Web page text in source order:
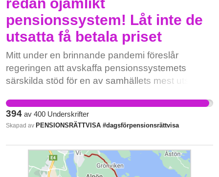
pensionssystem! Låt inte de
utsatta få betala priset
Mitt under en brinnande pandemi föreslår
regeringen att avskaffa pensionssystemets
särskilda stöd för en av samhällets mest utsatta
hemlandstidsregeln? Hemlandstidsregeln gör det
möjligt för personer som har uppnått flykting- eller
skyddsstatus att tillgodoräkna sig tid i
Sverige. Detta särskilda stöd är nu hotat och
människor hänvisas och förpassas istället till de
394 av 400 Underskrifter
Skapad av PENSIONSRÄTTVISA #dagsförpensionsrättvisa